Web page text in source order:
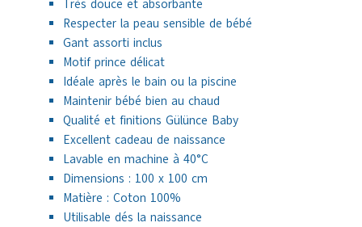
Très douce et absorbante
Respecter la peau sensible de bébé
Gant assorti inclus
Motif prince délicat
Idéale après le bain ou la piscine
Maintenir bébé bien au chaud
Qualité et finitions Gülünce Baby
Excellent cadeau de naissance
Lavable en machine à 40°C
Dimensions : 100 x 100 cm
Matière : Coton 100%
Utilisable dés la naissance